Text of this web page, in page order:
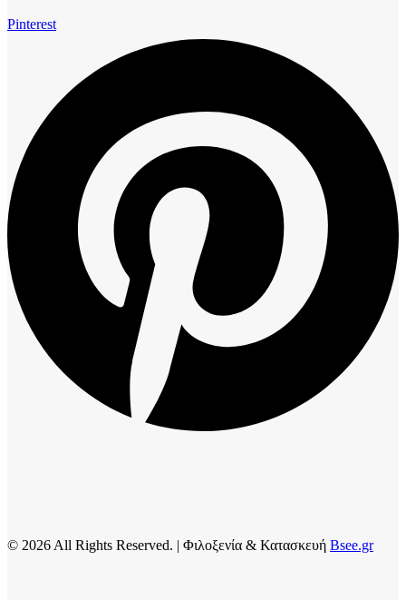
Pinterest
© 2026 All Rights Reserved. | Φιλοξενία & Κατασκευή Bsee.gr